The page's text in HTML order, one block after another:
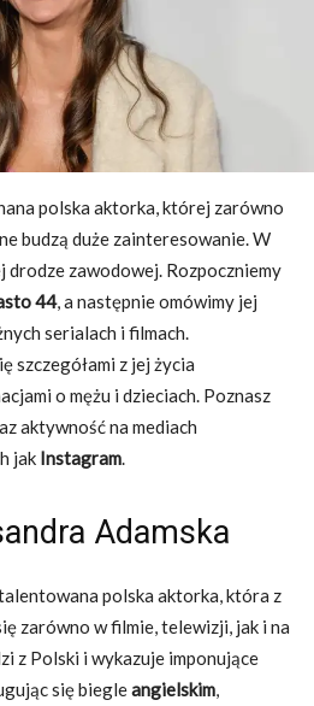
polska aktorka, której zarówno
budzą duże zainteresowanie. W
zawodowej. Rozpoczniemy
44, a następnie omówimy jej
serialach i filmach.
szczegółami z jej życia
o mężu i dzieciach. Poznasz
aktywność na mediach
jak Instagram.
Adamska
polska aktorka, która z
zarówno w filmie, telewizji, jak i na
z Polski i wykazuje imponujące
się biegleangielskim,